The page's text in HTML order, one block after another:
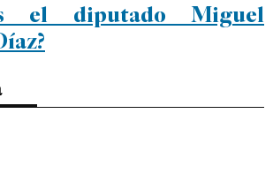
el diputado Miguel